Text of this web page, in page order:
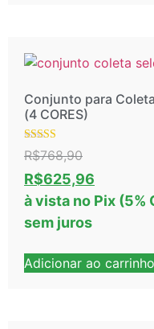
Conjunto para
(4 CORES)
Avaliação
5.00
de 5
R$768,90
R$625,96
à vista no Pix (5%
sem juros
Adicionar ao carrinho